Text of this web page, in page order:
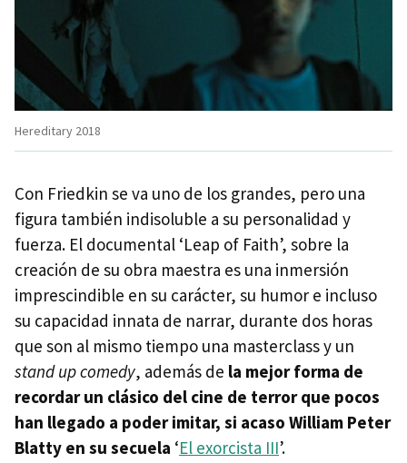
Hereditary 2018
Con Friedkin se va uno de los grandes, pero una
figura también indisoluble a su personalidad y
fuerza. El documental ‘Leap of Faith’, sobre la
creación de su obra maestra es una inmersión
imprescindible en su carácter, su humor e incluso
su capacidad innata de narrar, durante dos horas
que son al mismo tiempo una masterclass y un
stand up comedy, además de la mejor forma de
recordar un clásico del cine de terror que pocos
han llegado a poder imitar, si acaso William Peter
Blatty en su secuela ‘El exorcista III’.